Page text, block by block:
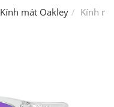
Kính mát Oakley Kính